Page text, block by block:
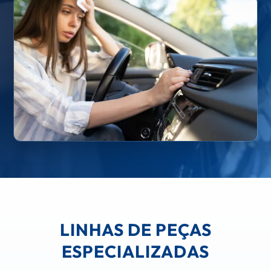
LINHAS DE PEÇAS
ESPECIALIZADAS